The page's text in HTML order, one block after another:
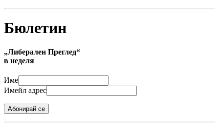
Бюлетин
„Либерален Преглед“
в неделя
Име
Имейл адрес
Абонирай се